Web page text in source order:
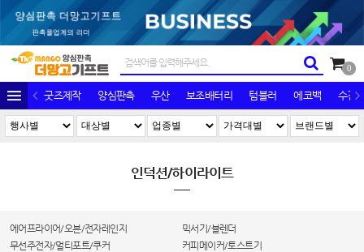
0
굿즈제작 양심판촉 우산 보조배터리 텀블러 에코백 수건/
인덕션/하이라이트
에어프라이어/오븐/전자레인지
믹서기/블렌더
무선주전자/멀티포트/쿠커
커피메이커/토스트기